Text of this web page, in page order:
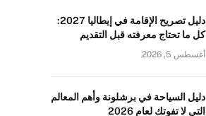
دليل تصريح الإقامة في إيطاليا 2027:
كل ما تحتاج معرفته قبل التقديم
أغسطس 5, 2026
دليل السياحة في برشلونة وأهم المعالم
التي لا تفوتك لعام 2026